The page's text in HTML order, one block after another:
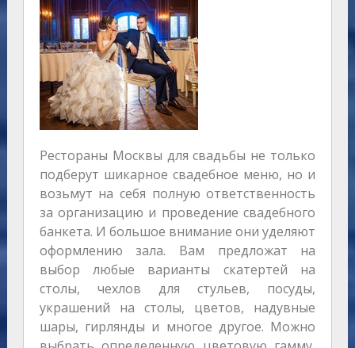
Рестораны Москвы для свадьбы не только
подберут шикарное свадебное меню, но и
возьмут на себя полную ответственность
за организацию и проведение свадебного
банкета. И большое внимание они уделяют
оформлению зала. Вам предложат на
выбор любые варианты скатертей на
столы, чехлов для стульев, посуды,
украшений на столы, цветов, надувные
шары, гирлянды и многое другое. Можно